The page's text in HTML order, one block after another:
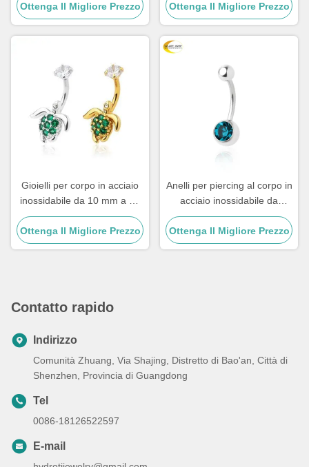
8mm per donna
Ottenga Il Migliore Prezzo
da 8 mm con cristallo
Ottenga Il Migliore Prezzo
Gioielli per corpo in acciaio
inossidabile da 10 mm a 12
mm Gioielli per piercing per
polpetto da strass
Ottenga Il Migliore Prezzo
Anelli per piercing al corpo in
acciaio inossidabile da
10mm e 12mm, unisex, in
acciaio chirurgico per
ombelico
Ottenga Il Migliore Prezzo
Contatto rapido
Indirizzo
Comunità Zhuang, Via Shajing, Distretto di Bao'an, Città di
Shenzhen, Provincia di Guangdong
Tel
0086-18126522597
E-mail